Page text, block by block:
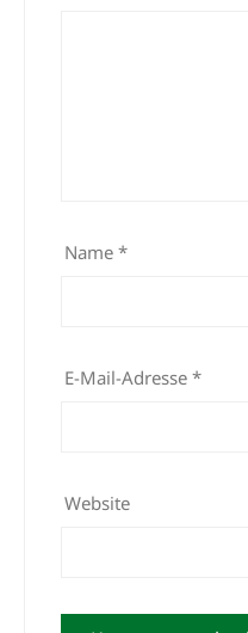
Name *
E-Mail-Adresse *
Website